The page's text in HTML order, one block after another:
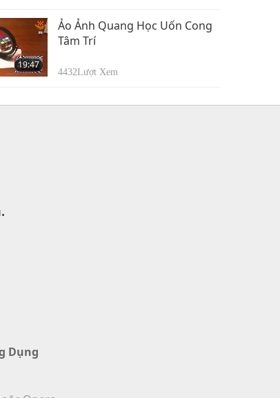
19:47
Ảo Ảnh Quang Học Uốn Cong
Tâm Trí
4432Lượt Xem
Dụng